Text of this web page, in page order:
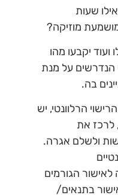
שעות
מוזיקה?
יקבעו מהו
הנדרשים על מנת
בה.
הרלוונטי, יש
לרכז את
ולשלם אגרה.
הגורמים
בתנאים/